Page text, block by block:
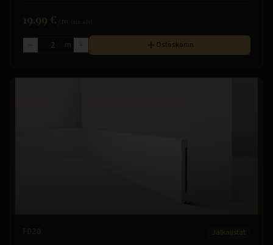
19.99 € /m
m Ostoskoriin
FD20 Jalkalistat